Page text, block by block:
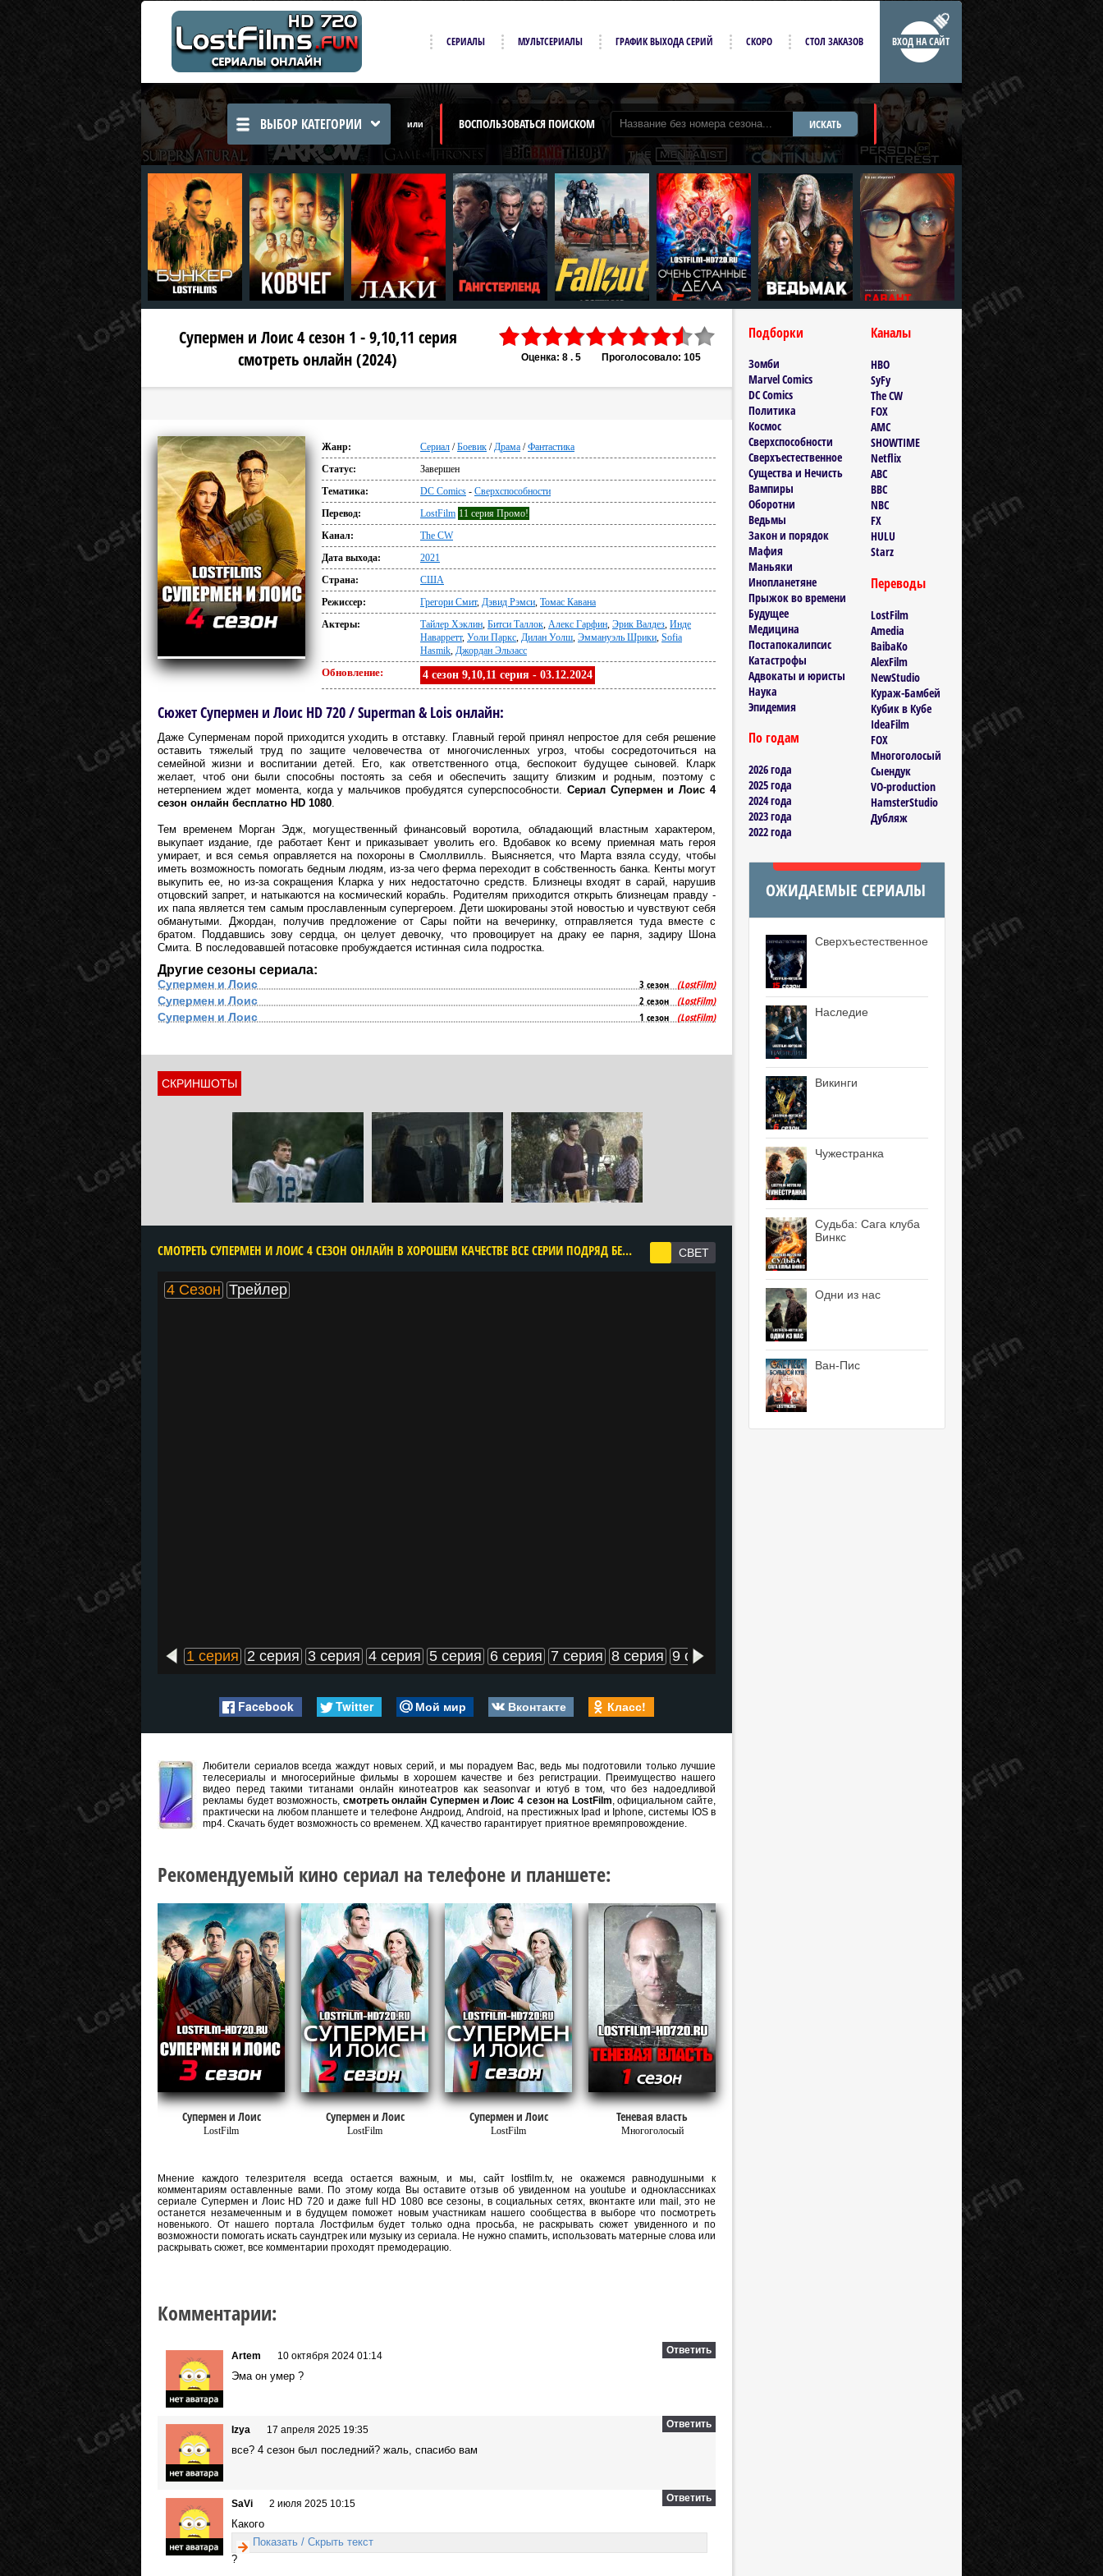
ВХОД НА САЙТ
СЕРИАЛЫ МУЛЬТСЕРИАЛЫ ГРАФИК ВЫХОДА СЕРИЙ СКОРО СТОЛ ЗАКАЗОВ
ВЫБОР КАТЕГОРИИ или ВОСПОЛЬЗОВАТЬСЯ ПОИСКОМ ИСКАТЬ
Оценка: 8 . 5 Проголосовало: 105
Супермен и Лоис 4 сезон 1 - 9,10,11 серия
смотреть онлайн (2024)
Жанр: Сериал /Боевик /Драма /Фантастика
Статус:
Завершен
Тематика:
DC Comics - Сверхспособности
Перевод:
LostFilm 11 серия Промо!
Канал:
The CW
Дата выхода:
2021
Страна:
США
Режиссер:
Грегори Смит, Дэвид Рэмси, Томас Кавана
Актеры:
Тайлер Хэклин, Битси Таллок, Алекс Гарфин, Эрик Валдез, Инде
Наварретт, Уоли Паркс, Дилан Уолш, Эммануэль Шрики, Sofia
Hasmik, Джордан Эльзасс
Обновление: 4 сезон 9,10,11 серия - 03.12.2024
Сюжет Супермен и Лоис HD 720 / Superman & Lois онлайн:
Даже Суперменам порой приходится уходить в отставку. Главный герой принял непростое для себя решение
оставить тяжелый труд по защите человечества от многочисленных угроз, чтобы сосредоточиться на
семейной жизни и воспитании детей. Его, как ответственного отца, беспокоит будущее сыновей. Кларк
желает, чтоб они были способны постоять за себя и обеспечить защиту близким и родным, поэтому с
нетерпением ждет момента, когда у мальчиков пробудятся суперспособности. Сериал Супермен и Лоис 4
сезон онлайн бесплатно HD 1080.
Тем временем Морган Эдж, могущественный финансовый воротила, обладающий властным характером,
выкупает издание, где работает Кент и приказывает уволить его. Вдобавок ко всему приемная мать героя
умирает, и вся семья оправляется на похороны в Смоллвилль. Выясняется, что Марта взяла ссуду, чтобы
иметь возможность помогать бедным людям, из-за чего ферма переходит в собственность банка. Кенты могут
выкупить ее, но из-за сокращения Кларка у них недостаточно средств. Близнецы входят в сарай, нарушив
отцовский запрет, и натыкаются на космический корабль. Родителям приходится открыть близнецам правду -
их папа является тем самым прославленным супергероем. Дети шокированы этой новостью и чувствуют себя
обманутыми. Джордан, получив предложение от Сары пойти на вечеринку, отправляется туда вместе с
братом. Поддавшись зову сердца, он целует девочку, что провоцирует на драку ее парня, задиру Шона
Смита. В последовавшей потасовке пробуждается истинная сила подростка.
Другие сезоны сериала:
Супермен и Лоис 3 сезон (LostFilm)
Супермен и Лоис 2 сезон (LostFilm)
Супермен и Лоис 1 сезон (LostFilm)
СКРИНШОТЫ
CМОТРЕТЬ СУПЕРМЕН И ЛОИС 4 СЕЗОН ОНЛАЙН В ХОРОШЕМ КАЧЕСТВЕ ВСЕ СЕРИИ ПОДРЯД БЕСПЛАТНО
4 Сезон Трейлер
1 серия 2 серия 3 серия 4 серия 5 серия 6 серия 7 серия 8 серия 9 серия
Facebook Twitter Мой мир Вконтакте Класс!
Любители сериалов всегда жаждут новых серий, и мы порадуем Вас, ведь мы подготовили только лучшие
телесериалы и многосерийные фильмы в хорошем качестве и без регистрации. Преимущество нашего
видео перед такими титанами онлайн кинотеатров как seasonvar и ютуб в том, что без надоедливой
рекламы будет возможность, смотреть онлайн Супермен и Лоис 4 сезон на LostFilm, официальном сайте,
практически на любом планшете и телефоне Андроид, Android, на престижных Ipad и Iphone, системы IOS в
mp4. Скачать будет возможность со временем. ХД качество гарантирует приятное времяпровождение.
Рекомендуемый кино сериал на телефоне и планшете:
Супермен и Лоис
LostFilm
Супермен и Лоис
LostFilm
Супермен и Лоис
LostFilm
Теневая власть
Многоголосый
Мнение каждого телезрителя всегда остается важным, и мы, сайт lostfilm.tv, не окажемся равнодушными к
комментариям оставленные вами. По этому когда Вы оставите отзыв об увиденном на youtube и одноклассниках
сериале Супермен и Лоис HD 720 и даже full HD 1080 все сезоны, в социальных сетях, вконтакте или mail, это не
останется незамеченным и в будущем поможет новым участникам нашего сообщества в выборе что посмотреть
новенького. От нашего портала Лостфильм будет только одна просьба, не раскрывать сюжет увиденного и по
возможности помогать искать саундтрек или музыку из сериала. Не нужно спамить, использовать матерные слова или
раскрывать сюжет, все комментарии проходят премодерацию.
Комментарии:
Artem 10 октября 2024 01:14 Ответить
Эма он умер ?
Izya 17 апреля 2025 19:35 Ответить
все? 4 сезон был последний? жаль, спасибо вам
SaVi 2 июля 2025 10:15 Ответить
Какого
Показать / Скрыть текст
?
Подборки
Зомби
Marvel Comics
DC Comics
Политика
Космос
Сверхспособности
Сверхъестественное
Существа и Нечисть
Вампиры
Оборотни
Ведьмы
Закон и порядок
Мафия
Маньяки
Инопланетяне
Прыжок во времени
Будущее
Медицина
Постапокалипсис
Катастрофы
Адвокаты и юристы
Наука
Эпидемия
По годам
2026 года
2025 года
2024 года
2023 года
2022 года
Каналы
HBO
SyFy
The CW
FOX
AMC
SHOWTIME
Netflix
ABC
BBC
NBC
FX
HULU
Starz
Переводы
LostFilm
Amedia
BaibaKo
AlexFilm
NewStudio
Кураж-Бамбей
Кубик в Кубе
IdeaFilm
FOX
Многоголосый
Сыендук
VO-production
HamsterStudio
Дубляж
ОЖИДАЕМЫЕ СЕРИАЛЫ
Сверхъестественное
Наследие
Викинги
Чужестранка
Судьба: Сага клуба
Винкс
Одни из нас
Ван-Пис